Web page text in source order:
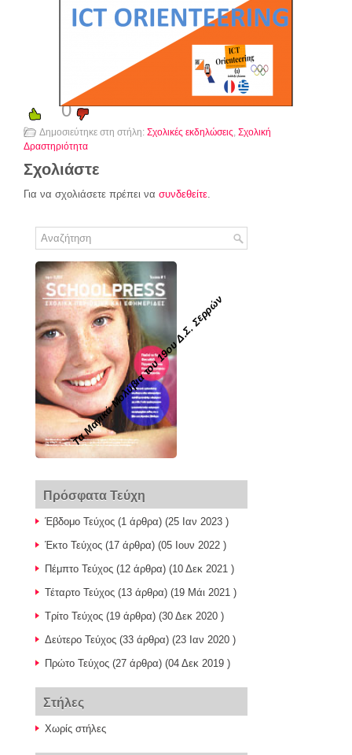
0
Δημοσιεύτηκε στη στήλη: Σχολικές εκδηλώσεις, Σχολική
Δραστηριότητα
Σχολιάστε
Για να σχολιάσετε πρέπει να συνδεθείτε.
Τα Μαγικά Μολύβια του 19ου Δ.Σ. Σερρών
Πρόσφατα Τεύχη
Έβδομο Τεύχος (1 άρθρα) (25 Ιαν 2023 )
Έκτο Τεύχος (17 άρθρα) (05 Ιουν 2022 )
Πέμπτο Τεύχος (12 άρθρα) (10 Δεκ 2021 )
Τέταρτο Τεύχος (13 άρθρα) (19 Μάι 2021 )
Τρίτο Τεύχος (19 άρθρα) (30 Δεκ 2020 )
Δεύτερο Τεύχος (33 άρθρα) (23 Ιαν 2020 )
Πρώτο Τεύχος (27 άρθρα) (04 Δεκ 2019 )
Στήλες
Χωρίς στήλες